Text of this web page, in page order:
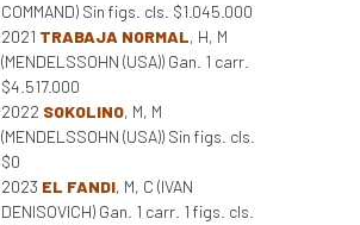
COMMAND) Sin figs. cls. $1.045.000
2021 TRABAJA NORMAL, H, M
(MENDELSSOHN (USA)) Gan. 1 carr.
$4.517.000
2022 SOKOLINO, M, M
(MENDELSSOHN (USA)) Sin figs. cls.
$0
2023 EL FANDI, M, C (IVAN
DENISOVICH) Gan. 1 carr. 1 figs. cls.